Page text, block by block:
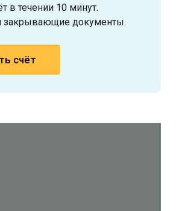
в течении 10 минут.
закрывающие документы.
счёт